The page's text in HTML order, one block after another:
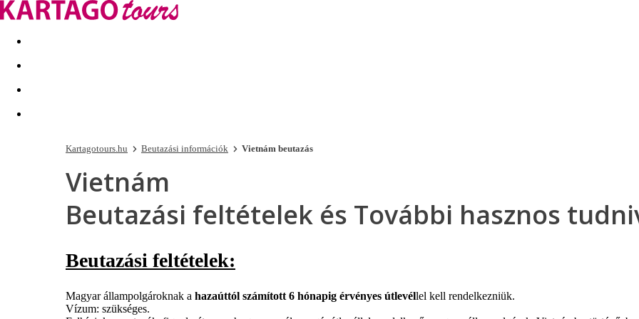
Kapcsolat Nyár 2026 Last Minute
Kartagotours.hu Beutazási információk Vietnám beutazás
Vietnám
Beutazási feltételek és További hasznos
Beutazási feltételek:
Magyar állampolgároknak a hazaúttól számított 6 hónapig érvényes útlevéllel kell rendelkezniük.
Vízum: szükséges.